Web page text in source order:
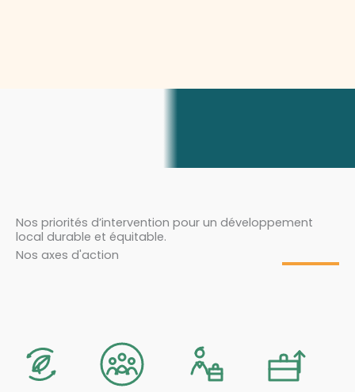
Nos priorités d’intervention pour un développement
local durable et équitable.
Nos axes d'action